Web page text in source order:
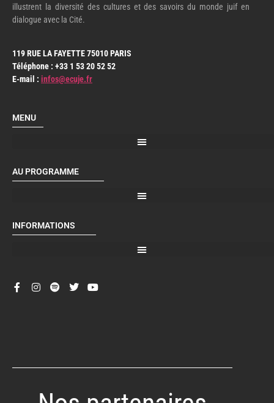
illustrent la diversité des cultures et des savoirs du monde juif en
dialogue avec la Cité.
119 RUE LA FAYETTE 75010 PARIS
Téléphone : +33 1 53 20 52 52
E-mail : infos@ecuje.fr
MENU
AU PROGRAMME
INFORMATIONS